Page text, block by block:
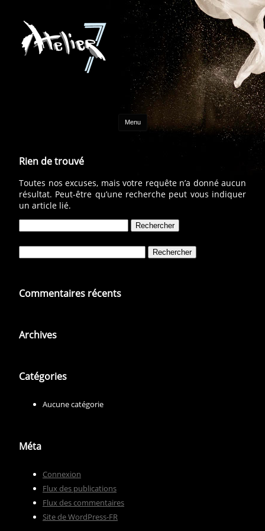
Menu Aller au contenu
Rien de trouvé
Toutes nos excuses, mais votre requête n’a donné aucun
résultat. Peut-être qu’une recherche peut vous indiquer
un article lié.
Commentaires récents
Archives
Catégories
Aucune catégorie
Méta
Connexion
Flux des publications
Flux des commentaires
Site de WordPress-FR